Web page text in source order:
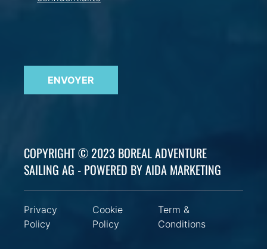
ENVOYER
COPYRIGHT © 2023 BOREAL ADVENTURE
SAILING AG - POWERED BY AIDA MARKETING
Privacy
Policy
Cookie
Policy
Term &
Conditions